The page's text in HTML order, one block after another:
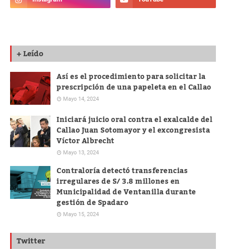
+ Leído
Así es el procedimiento para solicitar la
prescripción de una papeleta en el Callao
Mayo 14, 2024
Iniciará juicio oral contra el exalcalde del
Callao Juan Sotomayor y el excongresista
Víctor Albrecht
Mayo 13, 2024
Contraloría detectó transferencias
irregulares de S/ 3.8 millones en
Municipalidad de Ventanilla durante
gestión de Spadaro
Mayo 15, 2024
Twitter